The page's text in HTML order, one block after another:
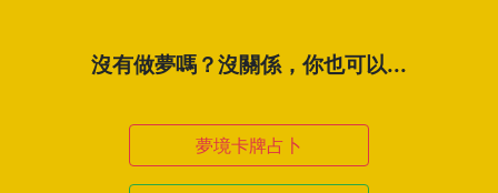
沒有做夢嗎？沒關係，你也可以...
夢境卡牌占卜